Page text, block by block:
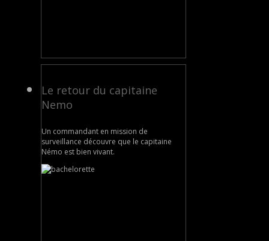
Le retour du capitaine
Nemo
Un commandant en mission de
surveillance découvre que le capitaine
Némo est bien vivant.